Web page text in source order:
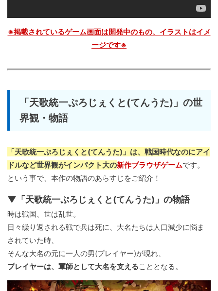
※掲載されているゲーム画面は開発中のもの、イラストはイメ
ージです※
「天歌統一ぷろじぇくと(てんうた)」の世
界観・物語
「天歌統一ぷろじぇくと(てんうた)」は、戦国時代なのにアイ
ドルなど世界観がインパクト大の新作ブラウザゲームです。
という事で、本作の物語のあらすじをご紹介！
▼「天歌統一ぷろじぇくと(てんうた)」の物語
時は戦国、世は乱世。
日々繰り返される戦で兵は死に、大名たちは人口減少に悩ま
されていた時、
そんな大名の元に一人の男(プレイヤー)が現れ、
プレイヤーは、軍師として大名を支えることとなる。